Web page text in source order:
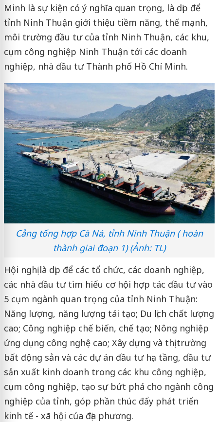
Minh là sự kiện có ý nghĩa quan trọng, là dịp để
tỉnh Ninh Thuận giới thiệu tiềm năng, thế mạnh,
môi trường đầu tư của tỉnh Ninh Thuận, các khu,
cụm công nghiệp Ninh Thuận tới các doanh
nghiệp, nhà đầu tư Thành phố Hồ Chí Minh.
Cảng tổng hợp Cà Ná, tỉnh Ninh Thuận ( hoàn
thành giai đoạn 1) (Ảnh: TL)
Hội nghị là dịp để các tổ chức, các doanh nghiệp,
các nhà đầu tư tìm hiểu cơ hội hợp tác đầu tư vào
5 cụm ngành quan trọng của tỉnh Ninh Thuận:
Năng lượng, năng lượng tái tạo; Du lịch chất lượng
cao; Công nghiệp chế biến, chế tạo; Nông nghiệp
ứng dụng công nghệ cao; Xây dựng và thị trường
bất động sản và các dự án đầu tư hạ tầng, đầu tư
sản xuất kinh doanh trong các khu công nghiệp,
cụm công nghiệp, tạo sự bứt phá cho ngành công
nghiệp của tỉnh, góp phần thúc đẩy phát triển
kinh tế - xã hội của địa phương.